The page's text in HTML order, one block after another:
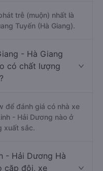
trễ (muộn) nhất là
Tuyến (Hà Giang).
- Hà Giang
có chất lượng
để đánh giá có nhà xe
- Hải Dương nào ở
xuất sắc.
- Hải Dương Hà
cặp đôi, xe